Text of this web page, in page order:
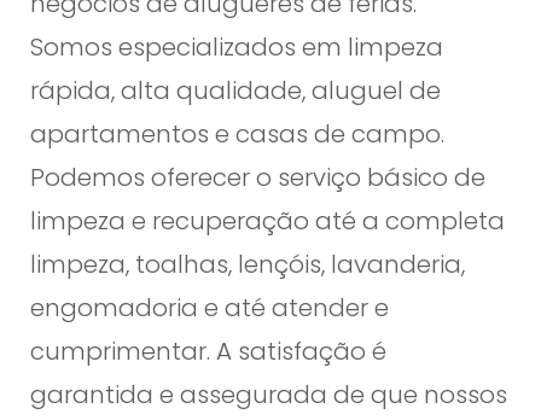
Somos especializados em limpeza
rápida, alta qualidade, aluguel de
apartamentos e casas de campo.
Podemos oferecer o serviço básico de
limpeza e recuperação até a completa
limpeza, toalhas, lençóis, lavanderia,
engomadoria e até atender e
cumprimentar. A satisfação é
garantida e assegurada de que nossos